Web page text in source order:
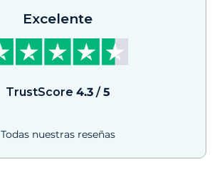
Excelente
TrustScore 4.3/5
Todas nuestras reseñas